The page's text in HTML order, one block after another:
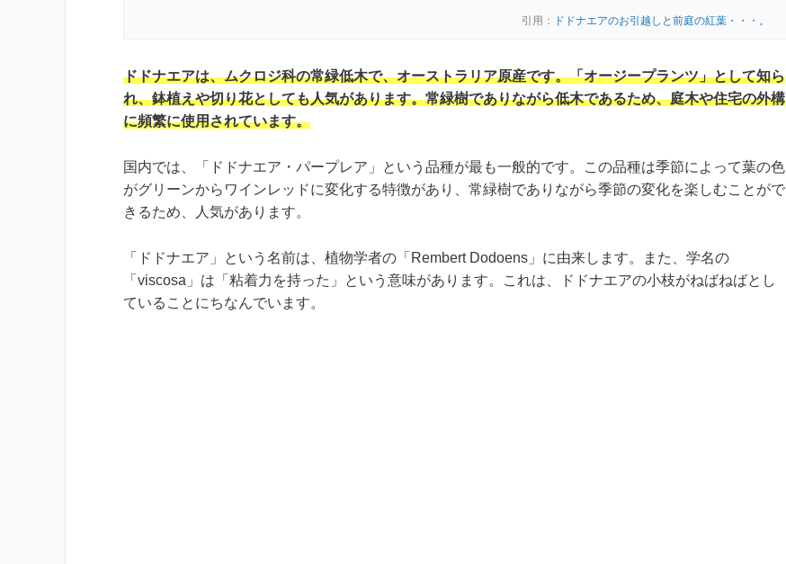
引用： ドドナエアのお引越しと前庭の紅葉・・・。
ドドナエアは、ムクロジ科の常緑低木で、オーストラリア原産です。「オージープランツ」として知ら
れ、鉢植えや切り花としても人気があります。常緑樹でありながら低木であるため、庭木や住宅の外構
に頻繁に使用されています。
国内では、「ドドナエア・パープレア」という品種が最も一般的です。この品種は季節によって葉の色
がグリーンからワインレッドに変化する特徴があり、常緑樹でありながら季節の変化を楽しむことがで
きるため、人気があります。
「ドドナエア」という名前は、植物学者の「Rembert Dodoens」に由来します。また、学名の
「viscosa」は「粘着力を持った」という意味があります。これは、ドドナエアの小枝がねばねばとし
ていることにちなんでいます。